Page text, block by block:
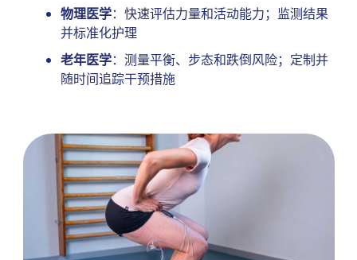
物理医学：快速评估力量和活动能力；监测结果
并标准化护理
老年医学：测量平衡、步态和跌倒风险；定制并
随时间追踪干预措施